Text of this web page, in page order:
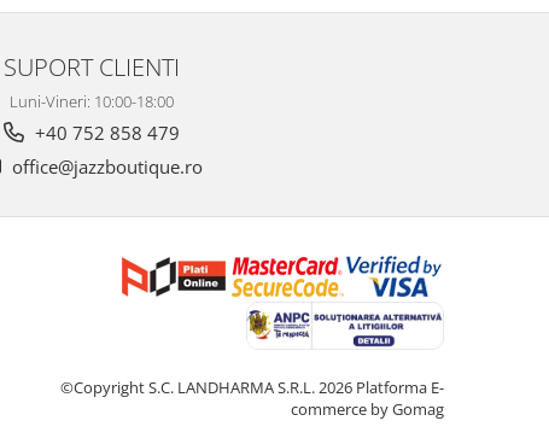
SUPORT CLIENTI
Luni-Vineri: 10:00-18:00
+40 752 858 479
office@jazzboutique.ro
©Copyright S.C. LANDHARMA S.R.L. 2026 Platforma E-
commerce by Gomag